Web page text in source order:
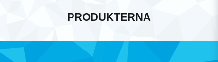
PRODUKTERNA